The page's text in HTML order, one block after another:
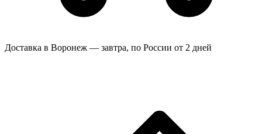
Доставка в Воронеж — завтра, по России от 2 дней